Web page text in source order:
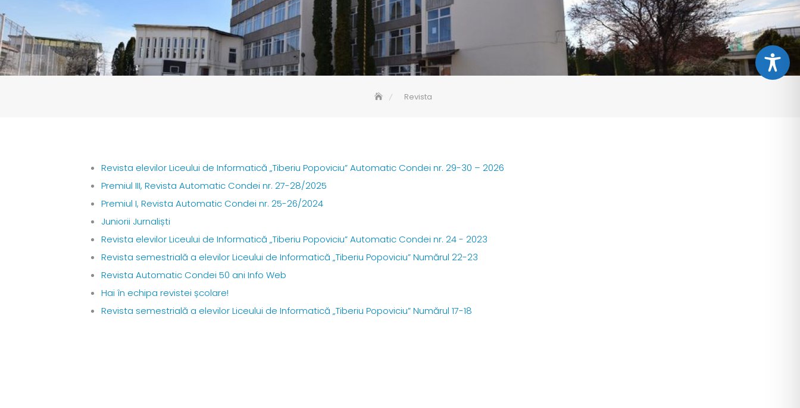
Revista
Revista elevilor Liceului de Informatică „Tiberiu Popoviciu” Automatic Condei nr. 29-30 – 2026
Premiul III, Revista Automatic Condei nr. 27-28/2025
Premiul I, Revista Automatic Condei nr. 25-26/2024
Juniorii Jurnaliști
Revista elevilor Liceului de Informatică „Tiberiu Popoviciu” Automatic Condei nr. 24 - 2023
Revista semestrială a elevilor Liceului de Informatică „Tiberiu Popoviciu” Numărul 22-23
Revista Automatic Condei 50 ani Info Web
Hai în echipa revistei școlare!
Revista semestrială a elevilor Liceului de Informatică „Tiberiu Popoviciu” Numărul 17-18